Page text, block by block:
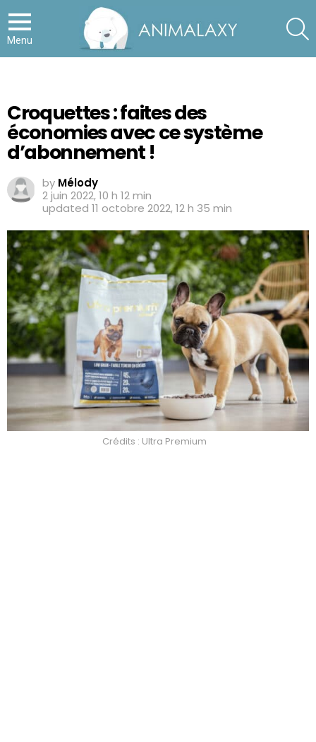
Menu
Croquettes : faites des
économies avec ce système
d’abonnement !
by Mélody
2 juin 2022, 10 h 12 min
updated 11 octobre 2022, 12 h 35 min
Crédits : Ultra Premium